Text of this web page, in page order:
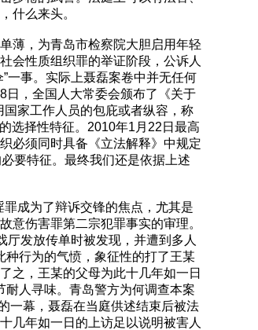
什么来头。
薄，为青岛市检察院大胆启用年轻
会性质组织罪的举证阶段，公诉人
一事。实际上聂磊案卷中并无任何
日，全国人大常委会颁布了《关于
家工作人员的包庇或者纵容，称
选择性特征。2010年1月22日最高
必须同时具备《立法解释》中规定
必要特征。最终我们还是依据上述
成为了辩诉交锋的焦点，尤其是
意伤害罪第二宗犯罪事实的审理。
发放传单时被发现，并遭到多人
种行为的气愤，象征性的打了王某
之，王某的父母为此十几年如一日
人寻味。青岛警方为何调查本案
一幕，聂磊在当庭供述结束后被法
几年如一日的上访足以说明被害人